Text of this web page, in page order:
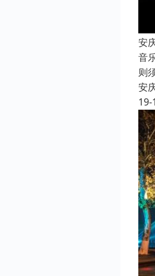
安
音
则
安
19-